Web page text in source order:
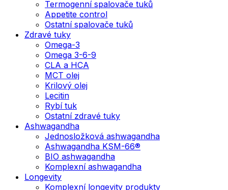
Termogenní spalovače tuků
Appetite control
Ostatní spalovače tuků
Zdravé tuky
Omega-3
Omega 3-6-9
CLA a HCA
MCT olej
Krilový olej
Lecitin
Rybí tuk
Ostatní zdravé tuky
Ashwagandha
Jednosložková ashwagandha
Ashwagandha KSM-66®
BIO ashwagandha
Komplexní ashwagandha
Longevity
Komplexní longevity produkty